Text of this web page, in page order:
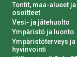
Tontit, maa-alueet ja
osoitteet
Vesi- ja jätehuolto
Ympäristö ja luonto
Ympäristöterveys ja
hyvinvointi